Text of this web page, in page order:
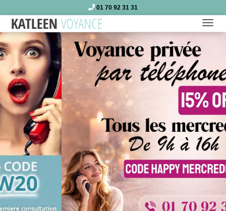
01 70 92 31 31